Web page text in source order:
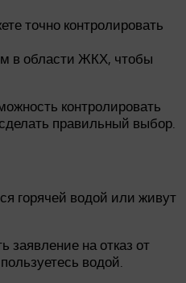
точно контролировать
в области ЖКХ, чтобы
контролировать
правильный выбор.
горячей водой или живут
заявление на отказ от
водой.